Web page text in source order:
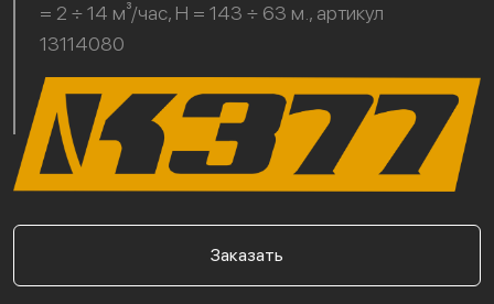
= 2 ÷ 14 м³/час, H = 143 ÷ 63 м., артикул
13114080
Заказать